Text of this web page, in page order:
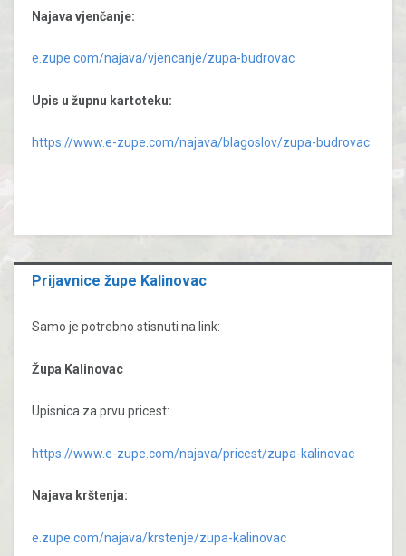
Najava vjenčanje:
e.zupe.com/najava/vjencanje/zupa-budrovac
Upis u župnu kartoteku:
https://www.e-zupe.com/najava/blagoslov/zupa-budrovac
Prijavnice župe Kalinovac
Samo je potrebno stisnuti na link:
Župa Kalinovac
Upisnica za prvu pricest:
https://www.e-zupe.com/najava/pricest/zupa-kalinovac
Najava krštenja:
e.zupe.com/najava/krstenje/zupa-kalinovac